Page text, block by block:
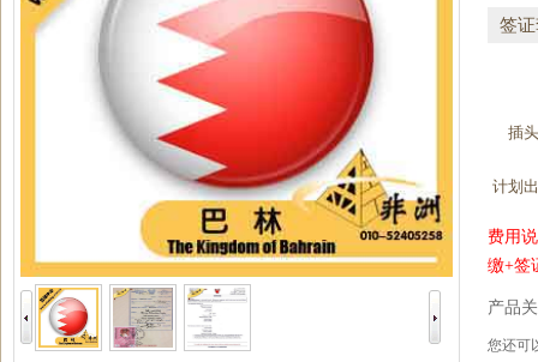
签
插
计划
费用
缴+签
产品
您还